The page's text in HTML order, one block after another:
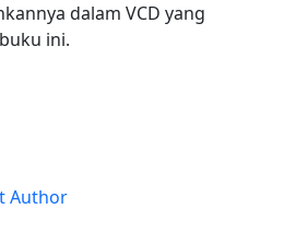
dalam VCD yang
ini.
Author